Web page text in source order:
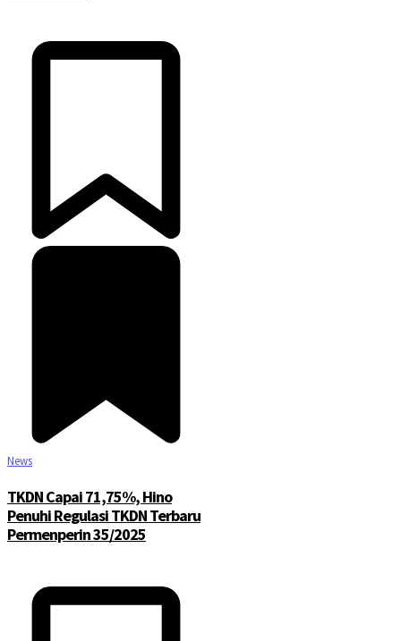
News
TKDN Capai 71,75%, Hino
Penuhi Regulasi TKDN Terbaru
Permenperin 35/2025